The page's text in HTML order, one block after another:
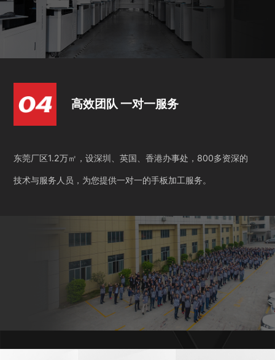
高效团队 一对一服务
东莞厂区1.2万㎡，设深圳、英国、香港办事处，800多资深的
技术与服务人员，为您提供一对一的手板加工服务。